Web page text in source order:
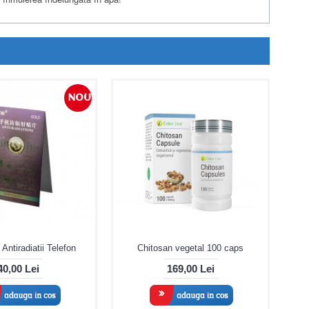
NOU
Telefon
Lei
Chitosan vegetal 100 caps
169,00 Lei